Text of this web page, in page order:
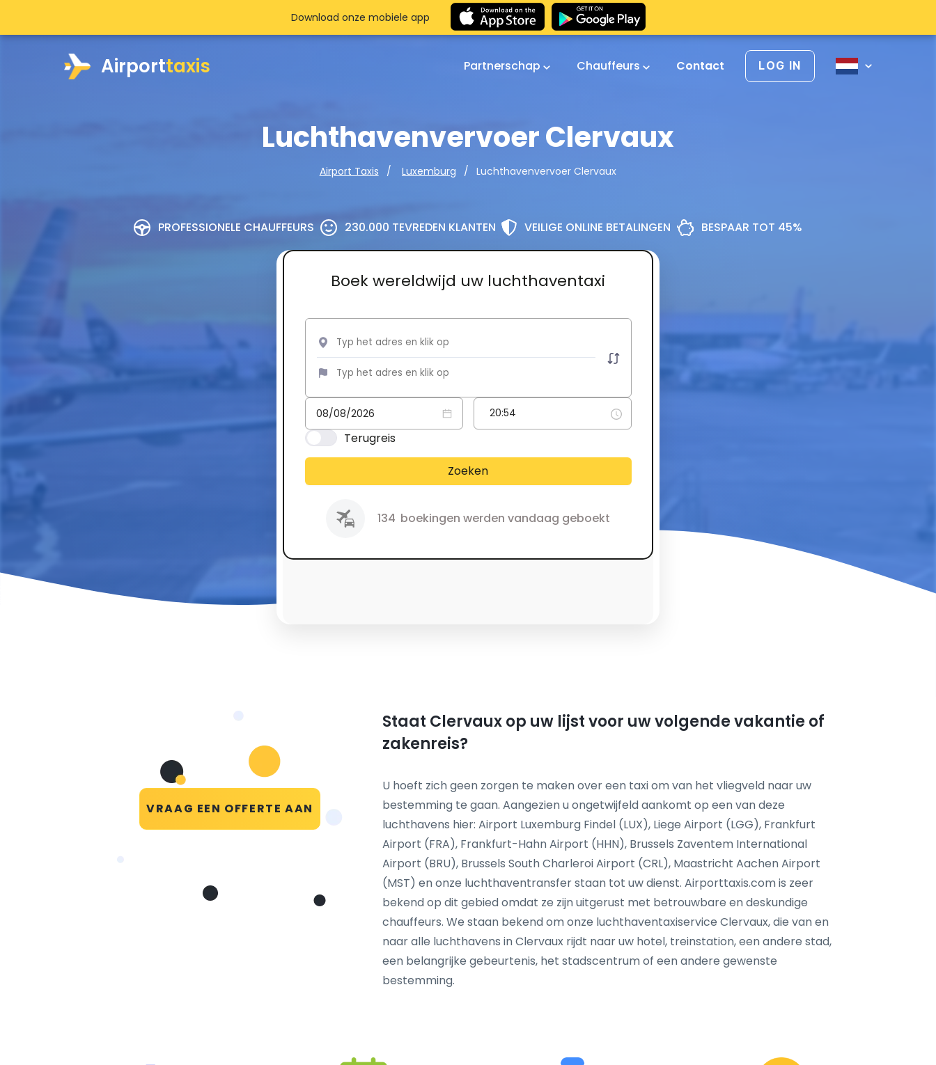
Airporttaxis Partnerschap Chauffeurs Contact LOG IN
Luchthavenvervoer Clervaux
Airport Taxis Luxemburg Luchthavenvervoer Clervaux
PROFESSIONELE CHAUFFEURS 230.000 TEVREDEN KLANTEN VEILIGE ONLINE BETALINGEN BESPAAR TOT 45%
Boek wereldwijd uw luchthaventaxi
Terugreis
Zoeken
134 boekingen werden vandaag geboekt
Download onze mobiele app
VRAAG EEN OFFERTE AAN
Staat Clervaux op uw lijst voor uw volgende vakantie of
zakenreis?
U hoeft zich geen zorgen te maken over een taxi om van het vliegveld naar uw
bestemming te gaan. Aangezien u ongetwijfeld aankomt op een van deze
luchthavens hier: Airport Luxemburg Findel (LUX), Liege Airport (LGG), Frankfurt
Airport (FRA), Frankfurt-Hahn Airport (HHN), Brussels Zaventem International
Airport (BRU), Brussels South Charleroi Airport (CRL), Maastricht Aachen Airport
(MST) en onze luchthaventransfer staan tot uw dienst. Airporttaxis.com is zeer
bekend op dit gebied omdat ze zijn uitgerust met betrouwbare en deskundige
chauffeurs. We staan bekend om onze luchthaventaxiservice Clervaux, die van en
naar alle luchthavens in Clervaux rijdt naar uw hotel, treinstation, een andere stad,
een belangrijke gebeurtenis, het stadscentrum of een andere gewenste
bestemming.